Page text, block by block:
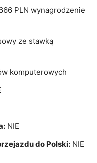
PLN wynagrodzenie
ze stawką
komputerowych
NIE
do Polski: NIE